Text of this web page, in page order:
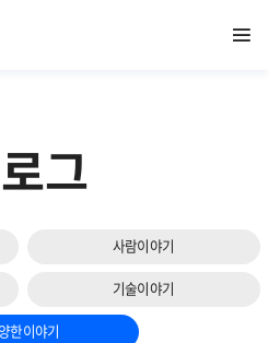
열기
그
사람이야기
기술이야기
한이야기